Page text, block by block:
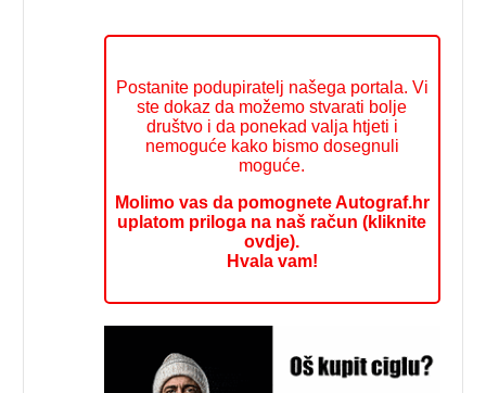
Postanite podupiratelj našega portala. Vi
ste dokaz da možemo stvarati bolje
društvo i da ponekad valja htjeti i
nemoguće kako bismo dosegnuli
moguće.
Molimo vas da pomognete Autograf.hr
uplatom priloga na naš račun (kliknite
ovdje).
Hvala vam!